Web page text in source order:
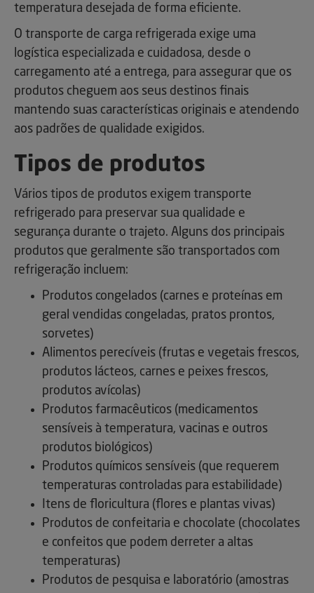
temperatura desejada de forma eficiente.
O transporte de carga refrigerada exige uma
logística especializada e cuidadosa, desde o
carregamento até a entrega, para assegurar que os
produtos cheguem aos seus destinos finais
mantendo suas características originais e atendendo
aos padrões de qualidade exigidos.
Tipos de produtos
Vários tipos de produtos exigem transporte
refrigerado para preservar sua qualidade e
segurança durante o trajeto. Alguns dos principais
produtos que geralmente são transportados com
refrigeração incluem:
Produtos congelados (carnes e proteínas em
geral vendidas congeladas, pratos prontos,
sorvetes)
Alimentos perecíveis (frutas e vegetais frescos,
produtos lácteos, carnes e peixes frescos,
produtos avícolas)
Produtos farmacêuticos (medicamentos
sensíveis à temperatura, vacinas e outros
produtos biológicos)
Produtos químicos sensíveis (que requerem
temperaturas controladas para estabilidade)
Itens de floricultura (flores e plantas vivas)
Produtos de confeitaria e chocolate (chocolates
e confeitos que podem derreter a altas
temperaturas)
Produtos de pesquisa e laboratório (amostras